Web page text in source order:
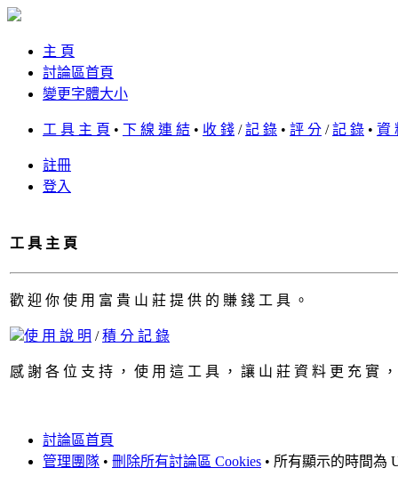
主 頁
討論區首頁
變更字體大小
工 具 主 頁 • 下 線 連 結 • 收 錢 /記 錄 • 評 分 /記 錄 • 資
註冊
登入
工 具 主 頁
歡 迎 你 使 用 富 貴 山 莊 提 供 的 賺 錢 工 具 。
使 用 說 明 /積 分 記 錄
感 謝 各 位 支 持 ， 使 用 這 工 具 ， 讓 山 莊 資 料 更 充 實
討論區首頁
管理團隊 • 刪除所有討論區 Cookies • 所有顯示的時間為